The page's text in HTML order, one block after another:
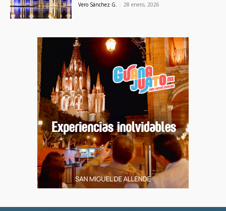
Vero Sánchez G. - 28 enero, 2026